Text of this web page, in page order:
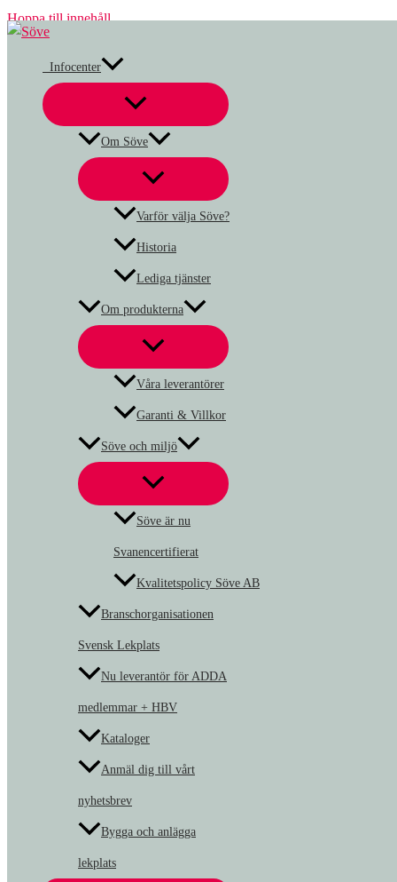
Hoppa till innehåll
Infocenter
Om Söve
Varför välja Söve?
Historia
Lediga tjänster
Om produkterna
Våra leverantörer
Garanti & Villkor
Söve och miljö
Söve är nu
Svanencertifierat
Kvalitetspolicy Söve AB
Branschorganisationen
Svensk Lekplats
Nu leverantör för ADDA
medlemmar + HBV
Kataloger
Anmäl dig till vårt
nyhetsbrev
Bygga och anlägga
lekplats